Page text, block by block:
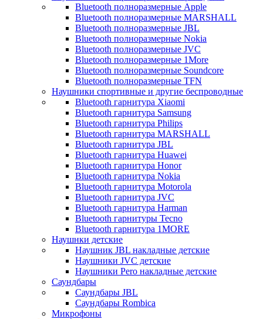
Bluetooth полноразмерные Apple
Bluetooth полноразмерные MARSHALL
Bluetooth полноразмерные JBL
Bluetooth полноразмерные Nokia
Bluetooth полноразмерные JVC
Bluetooth полноразмерные 1More
Bluetooth полноразмерные Soundcore
Bluetooth полноразмерные TFN
Наушники спортивные и другие беспроводные
Bluetooth гарнитура Xiaomi
Bluetooth гарнитура Samsung
Bluetooth гарнитура Philips
Bluetooth гарнитура MARSHALL
Bluetooth гарнитура JBL
Bluetooth гарнитура Huawei
Bluetooth гарнитура Honor
Bluetooth гарнитура Nokia
Bluetooth гарнитура Motorola
Bluetooth гарнитура JVC
Bluetooth гарнитура Harman
Bluetooth гарнитуры Tecno
Bluetooth гарнитура 1MORE
Наушнки детские
Наушник JBL накладные детские
Наушники JVC детские
Наушники Pero накладные детские
Саундбары
Саундбары JBL
Саундбары Rombica
Микрофоны